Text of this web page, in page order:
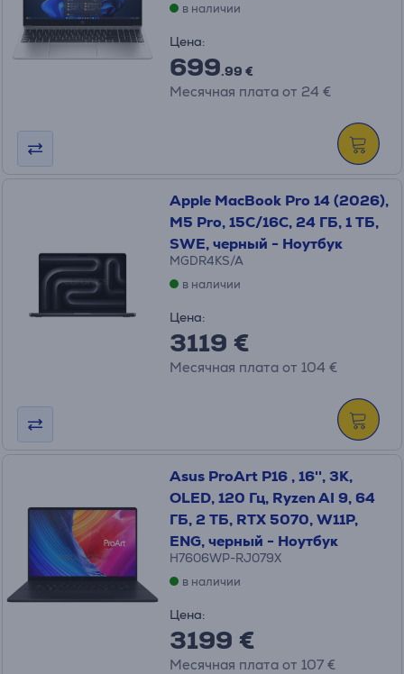
в наличии
Цена:
699.99 €
Месячная плата от 24 €
Apple MacBook Pro 14 (2026),
M5 Pro, 15C/16C, 24 ГБ, 1 ТБ,
SWE, черный - Ноутбук
MGDR4KS/A
в наличии
Цена:
3119 €
Месячная плата от 104 €
Asus ProArt P16 , 16'', 3K,
OLED, 120 Гц, Ryzen AI 9, 64
ГБ, 2 ТБ, RTX 5070, W11P,
ENG, черный - Ноутбук
H7606WP-RJ079X
в наличии
Цена:
3199 €
Месячная плата от 107 €